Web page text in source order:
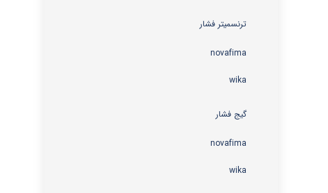
ترنسمیتر فشار
novafima
wika
گیج فشار
novafima
wika